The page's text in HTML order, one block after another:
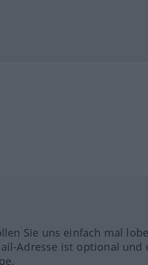
Sie uns einfach mal
Adresse ist optional und